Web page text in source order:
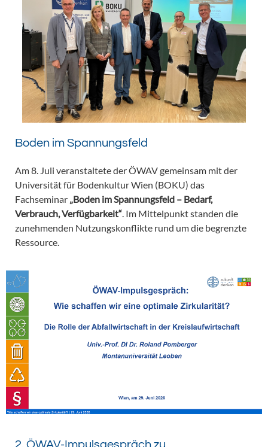
Boden im Spannungsfeld
Am 8. Juli veranstaltete der ÖWAV gemeinsam mit der
Universität für Bodenkultur Wien (BOKU) das
Fachseminar „Boden im Spannungsfeld – Bedarf,
Verbrauch, Verfügbarkeit“ . Im Mittelpunkt standen die
zunehmenden Nutzungskonflikte rund um die begrenzte
Ressource.
2. ÖWAV-Impulsgespräch zu